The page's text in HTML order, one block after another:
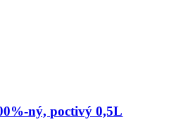
ný, poctivý 0,5L